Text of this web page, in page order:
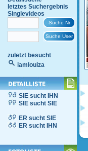
letztes Suchergebnis
Singlevideos
zuletzt besucht
iamlouiza
SIE sucht IHN
SIE sucht SIE
ER sucht SIE
ER sucht IHN